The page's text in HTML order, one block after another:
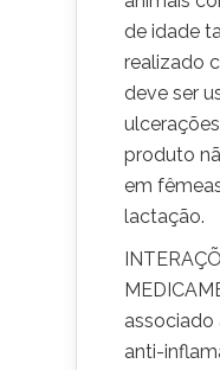
de idade
realizado
deve ser
produto
em
lactação.
associado
anti-